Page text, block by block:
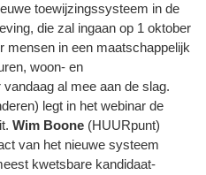
toewijzingssysteem in de
die zal ingaan op 1 oktober
mensen in een maatschappelijk
woon- en
al mee aan de slag.
legt in het webinar de
Wim Boone (HUURpunt)
van het nieuwe systeem
kwetsbare kandidaat-